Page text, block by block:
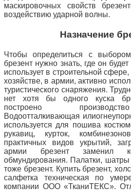
маскировочных свойств
воздействию ударной волны.
Назначение
Чтобы определиться с
брезент нужно знать, где он
использует в строительной
хозяйстве, в армии, активно
туристического снаряжения.
нет хотя бы одного куска
построено
Водоотталкивающая или
используется для пошива
рукавиц, курток,
практичных видов укрытий,
армии брезент заменил
обмундирования. Палатки,
тоже брезент. Купить брезент,
салфетка техническая по
компании ООО «ТканиТЕКС».